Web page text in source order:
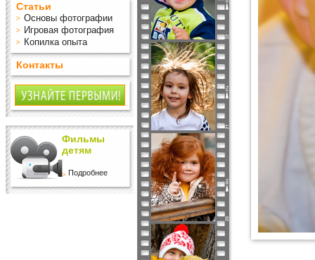
Статьи
Основы фотографии
Игровая фотография
Копилка опыта
Контакты
Фильмы
детям
Подробнее